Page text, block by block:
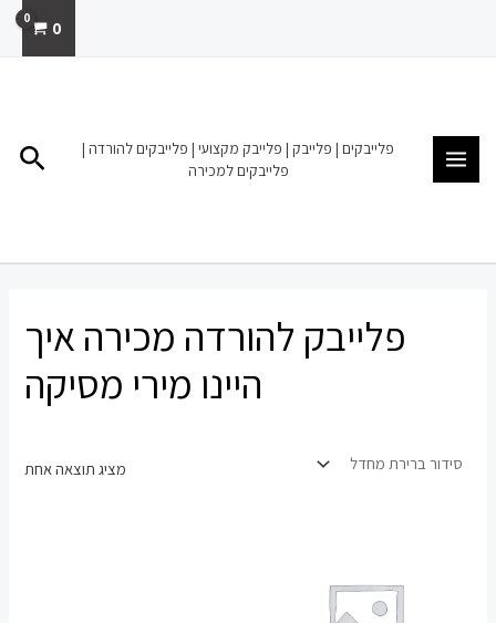
0
פלייבקים | פלייבק | פלייבק מקצועי | פלייבקים להורדה |
פלייבקים למכירה
פלייבק להורדה מכירה איך
היינו מירי מסיקה
מציג תוצאה אחת